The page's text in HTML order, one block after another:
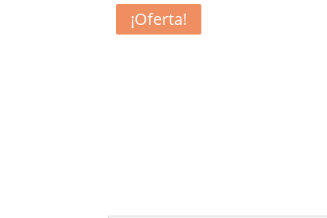
¡Oferta!
¡Oferta!